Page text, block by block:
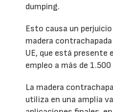
dumping.
Esto causa un
madera
UE, que está presente
empleo a más de
La madera
utiliza en una amplia